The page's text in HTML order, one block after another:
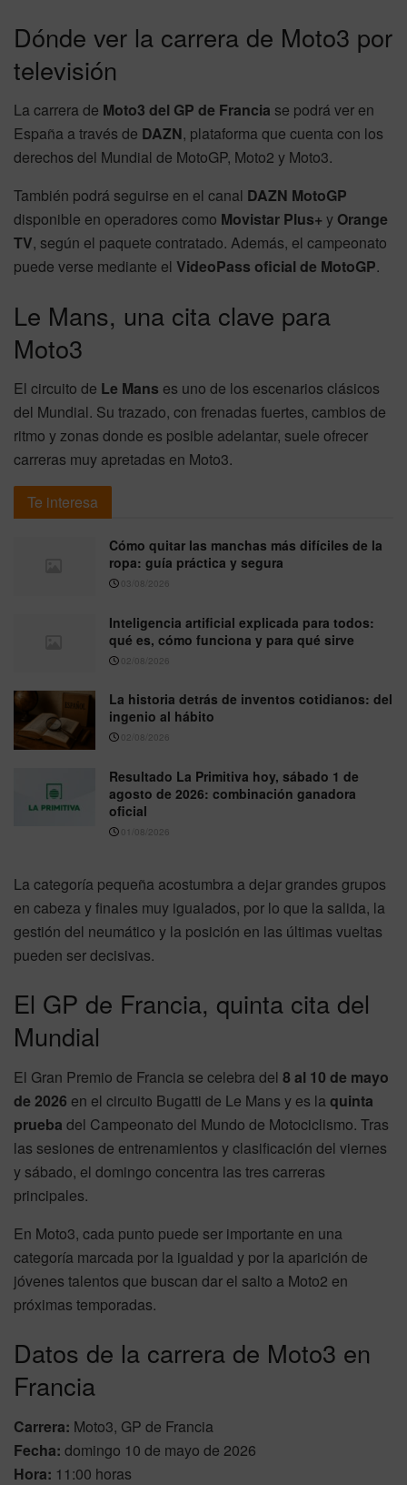
Dónde ver la carrera de Moto3 por
televisión
La carrera de Moto3 del GP de Francia se podrá ver en
España a través de DAZN, plataforma que cuenta con los
derechos del Mundial de MotoGP, Moto2 y Moto3.
También podrá seguirse en el canal DAZN MotoGP
disponible en operadores como Movistar Plus+ y Orange
TV, según el paquete contratado. Además, el campeonato
puede verse mediante el VideoPass oficial de MotoGP.
Le Mans, una cita clave para
Moto3
El circuito de Le Mans es uno de los escenarios clásicos
del Mundial. Su trazado, con frenadas fuertes, cambios de
ritmo y zonas donde es posible adelantar, suele ofrecer
carreras muy apretadas en Moto3.
Te interesa
Cómo quitar las manchas más difíciles de la
ropa: guía práctica y segura
03/08/2026
Inteligencia artificial explicada para todos:
qué es, cómo funciona y para qué sirve
02/08/2026
La historia detrás de inventos cotidianos: del
ingenio al hábito
02/08/2026
Resultado La Primitiva hoy, sábado 1 de
agosto de 2026: combinación ganadora
oficial
01/08/2026
La categoría pequeña acostumbra a dejar grandes grupos
en cabeza y finales muy igualados, por lo que la salida, la
gestión del neumático y la posición en las últimas vueltas
pueden ser decisivas.
El GP de Francia, quinta cita del
Mundial
El Gran Premio de Francia se celebra del 8 al 10 de mayo
de 2026 en el circuito Bugatti de Le Mans y es laquinta
prueba del Campeonato del Mundo de Motociclismo. Tras
las sesiones de entrenamientos y clasificación del viernes
y sábado, el domingo concentra las tres carreras
principales.
En Moto3, cada punto puede ser importante en una
categoría marcada por la igualdad y por la aparición de
jóvenes talentos que buscan dar el salto a Moto2 en
próximas temporadas.
Datos de la carrera de Moto3 en
Francia
Carrera: Moto3, GP de Francia
Fecha: domingo 10 de mayo de 2026
Hora: 11:00 horas